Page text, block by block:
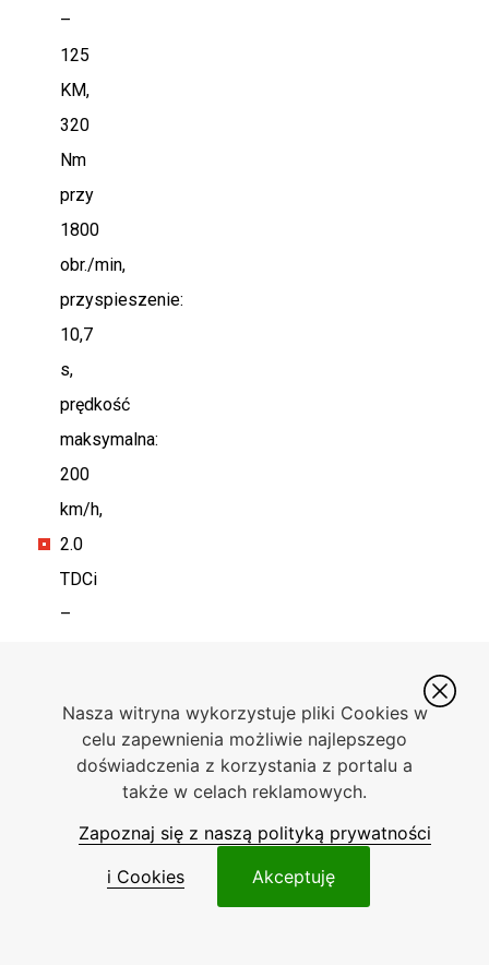
–
125
KM,
320
Nm
przy
1800
obr./min,
przyspieszenie:
10,7
s,
prędkość
maksymalna:
200
km/h,
2.0
TDCi
–
300
1750-
obr./min,
Nasza witryna wykorzystuje pliki Cookies w
celu zapewnienia możliwie najlepszego
doświadczenia z korzystania z portalu a
także w celach reklamowych.
Zapoznaj się z naszą polityką prywatności
i Cookies
Akceptuję